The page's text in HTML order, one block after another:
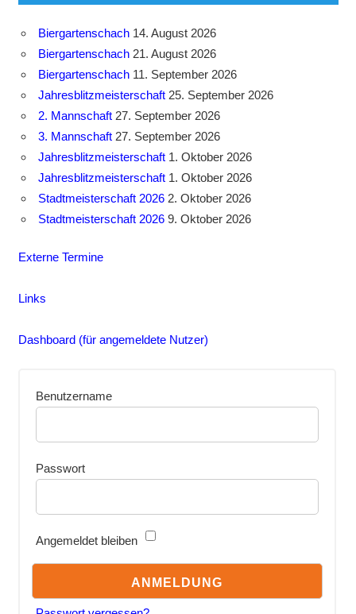
Biergartenschach 14. August 2026
Biergartenschach 21. August 2026
Biergartenschach 11. September 2026
Jahresblitzmeisterschaft 25. September 2026
2. Mannschaft 27. September 2026
3. Mannschaft 27. September 2026
Jahresblitzmeisterschaft 1. Oktober 2026
Jahresblitzmeisterschaft 1. Oktober 2026
Stadtmeisterschaft 2026 2. Oktober 2026
Stadtmeisterschaft 2026 9. Oktober 2026
Externe Termine
Links
Dashboard (für angemeldete Nutzer)
Benutzername
Passwort
Angemeldet bleiben